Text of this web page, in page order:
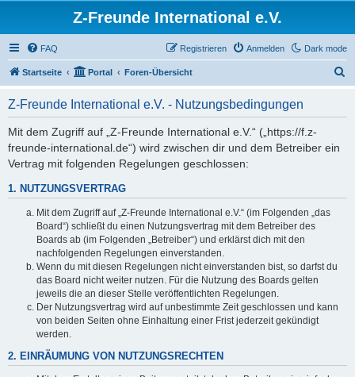
Z-Freunde International e.V.
Dark mode
FAQ Anmelden
Registrieren
Startseite Portal Foren-Übersicht
Z-Freunde International e.V. - Nutzungsbedingungen
Mit dem Zugriff auf „Z-Freunde International e.V.“ („https://f.z-
freunde-international.de“) wird zwischen dir und dem Betreiber ein
Vertrag mit folgenden Regelungen geschlossen:
1. NUTZUNGSVERTRAG
Mit dem Zugriff auf „Z-Freunde International e.V.“ (im Folgenden „das
Board“) schließt du einen Nutzungsvertrag mit dem Betreiber des
Boards ab (im Folgenden „Betreiber“) und erklärst dich mit den
nachfolgenden Regelungen einverstanden.
Wenn du mit diesen Regelungen nicht einverstanden bist, so darfst du
das Board nicht weiter nutzen. Für die Nutzung des Boards gelten
jeweils die an dieser Stelle veröffentlichten Regelungen.
Der Nutzungsvertrag wird auf unbestimmte Zeit geschlossen und kann
von beiden Seiten ohne Einhaltung einer Frist jederzeit gekündigt
werden.
2. EINRÄUMUNG VON NUTZUNGSRECHTEN